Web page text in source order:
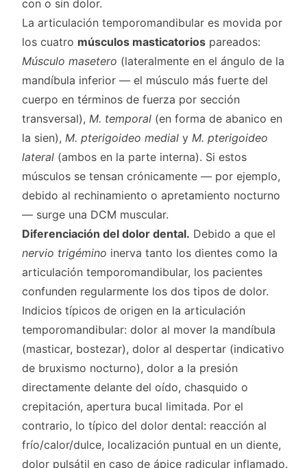
con o sin dolor.
La articulación temporomandibular es movida por
los cuatro músculos masticatorios pareados:
Músculo masetero (lateralmente en el ángulo de la
mandíbula inferior — el músculo más fuerte del
cuerpo en términos de fuerza por sección
transversal), M. temporal (en forma de abanico en
la sien), M. pterigoideo medial y M. pterigoideo
lateral (ambos en la parte interna). Si estos
músculos se tensan crónicamente — por ejemplo,
debido al rechinamiento o apretamiento nocturno
— surge una DCM muscular.
Diferenciación del dolor dental. Debido a que el
nervio trigémino inerva tanto los dientes como la
articulación temporomandibular, los pacientes
confunden regularmente los dos tipos de dolor.
Indicios típicos de origen en la articulación
temporomandibular: dolor al mover la mandíbula
(masticar, bostezar), dolor al despertar (indicativo
de bruxismo nocturno), dolor a la presión
directamente delante del oído, chasquido o
crepitación, apertura bucal limitada. Por el
contrario, lo típico del dolor dental: reacción al
frío/calor/dulce, localización puntual en un diente,
dolor pulsátil en caso de ápice radicular inflamado.